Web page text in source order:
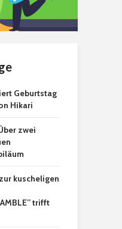
Geburtstag
Hikari
zwei
kuscheligen
trifft